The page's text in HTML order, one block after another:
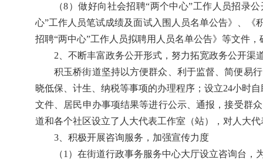
（8）做好向社会招聘“两个中心”工作人员招录
心”工作人员笔试成绩及面试入围人员名单公告》、《
招聘“两中心”工作人员拟聘用人员名单公告》等文件
2、不断丰富政务公开形式，努力拓宽政务公开渠
积玉桥街道坚持以方便群众、利于监督、简便易
晓低保、计生、纳税等事项的办理程序；设立24小时
文件、居民申办事项结果等进行公示、通报，接受群
道和各个社区设立了人大代表工作室（站），对人大
3、积极开展咨询服务，加强宣传力度
（1）在街道行政事务服务中心大厅设立咨询台